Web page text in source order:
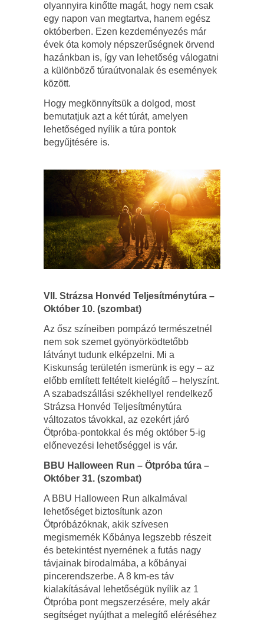
olyannyira kinőtte magát, hogy nem csak
egy napon van megtartva, hanem egész
októberben. Ezen kezdeményezés már
évek óta komoly népszerűségnek örvend
hazánkban is, így van lehetőség válogatni
a különböző túraútvonalak és események
között.
Hogy megkönnyítsük a dolgod, most
bemutatjuk azt a két túrát, amelyen
lehetőséged nyílik a túra pontok
begyűjtésére is.
VII. Strázsa Honvéd Teljesítménytúra –
Október 10. (szombat)
Az ősz színeiben pompázó természetnél
nem sok szemet gyönyörködtetőbb
látványt tudunk elképzelni. Mi a
Kiskunság területén ismerünk is egy – az
előbb említett feltételt kielégítő – helyszínt.
A szabadszállási székhellyel rendelkező
Strázsa Honvéd Teljesítménytúra
változatos távokkal, az ezekért járó
Ötpróba-pontokkal és még október 5-ig
előnevezési lehetőséggel is vár.
BBU Halloween Run – Ötpróba túra –
Október 31. (szombat)
A BBU Halloween Run alkalmával
lehetőséget biztosítunk azon
Ötpróbázóknak, akik szívesen
megismernék Kőbánya legszebb részeit
és betekintést nyernének a futás nagy
távjainak birodalmába, a kőbányai
pincerendszerbe. A 8 km-es táv
kialakításával lehetőségük nyílik az 1
Ötpróba pont megszerzésére, mely akár
segítséget nyújthat a melegítő eléréséhez